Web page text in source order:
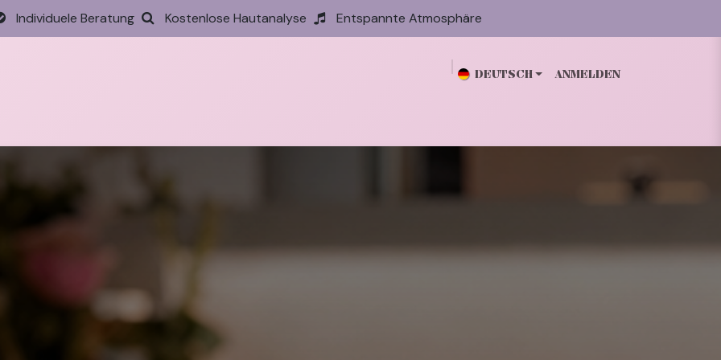
Individuele Beratung Kostenlose Hautanalyse Entspannte Atmosphäre
DEUTSCH ANMELDEN